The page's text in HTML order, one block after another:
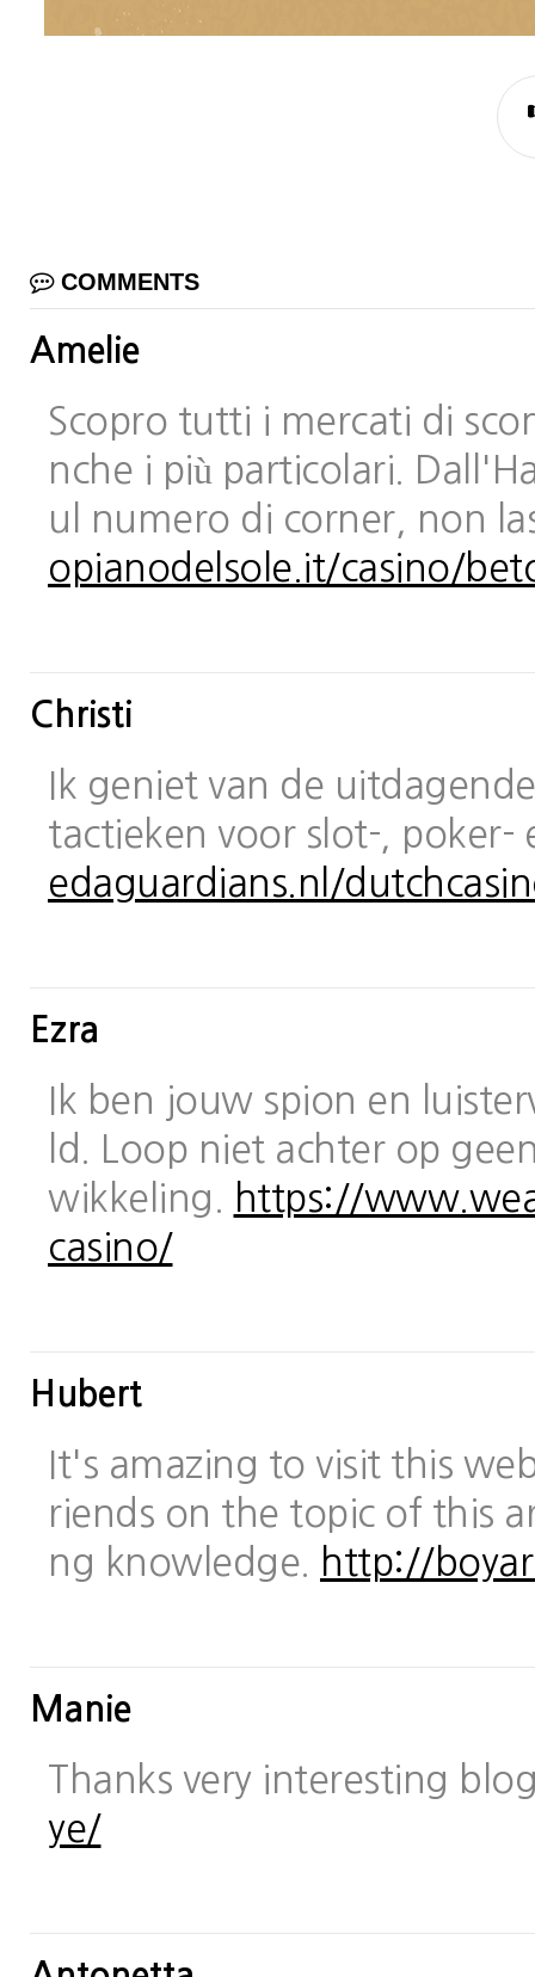
COMMENTS
Amelie
Scopro tutti i mercati di
nche i più particolari.
ul numero di corner, non
opianodelsole.it/casino/
Christi
Ik geniet van de
tactieken voor slot-,
edaguardians.nl/
Ezra
Ik ben jouw spion en
ld. Loop niet achter op
wikkeling.
https://
casino/
Hubert
It's amazing to visit this
riends on the topic of this
ng knowledge.
http://
Manie
Thanks very interesting
ye/